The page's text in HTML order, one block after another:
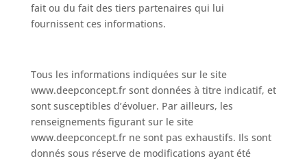
fait ou du fait des tiers partenaires qui lui
fournissent ces informations.
Tous les informations indiquées sur le site
www.deepconcept.fr sont données à titre indicatif, et
sont susceptibles d’évoluer. Par ailleurs, les
renseignements figurant sur le site
www.deepconcept.fr ne sont pas exhaustifs. Ils sont
donnés sous réserve de modifications ayant été